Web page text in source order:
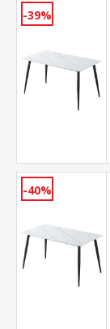
-39%
-40%